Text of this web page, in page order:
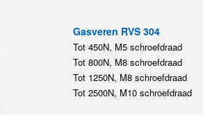
Gasveren RVS 304
Tot 450N, M5 schroefdraad
Tot 800N, M8 schroefdraad
Tot 1250N, M8 schroefdraad
Tot 2500N, M10 schroefdraad